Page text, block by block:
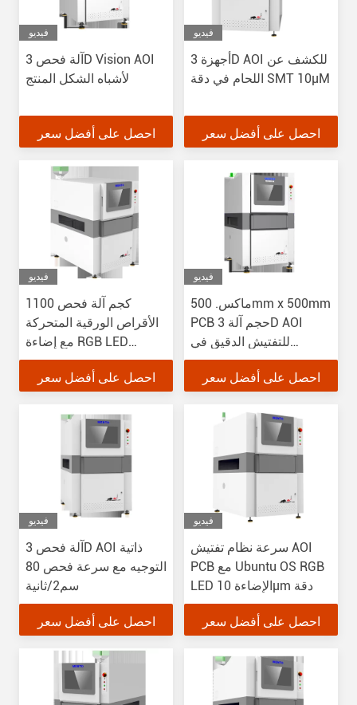
فيديو
آلة فحص 3D Vision AOI
لأشباه الشكل المنتج
احصل على أفضل سعر
فيديو
أجهزة 3D AOI للكشف عن
اللحام في دقة SMT 10μM
احصل على أفضل سعر
فيديو
1100 كجم آلة فحص
الأقراص الورقية المتحركة
مع إضاءة RGB LED
مساحة فحص تصل إلى
510 × 510 مم
احصل على أفضل سعر
فيديو
ماكس. 500mm x 500mm
PCB حجم آلة 3D AOI
للتفتيش الدقيق في
1000mm/s
احصل على أفضل سعر
فيديو
آلة فحص 3D AOI ذاتية
التوجيه مع سرعة فحص 80
سم2/ثانية
احصل على أفضل سعر
فيديو
سرعة نظام تفتيش AOI
PCB مع Ubuntu OS RGB
LED الإضاءة 10μm دقة
احصل على أفضل سعر